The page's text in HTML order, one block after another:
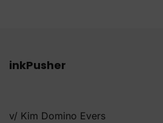
inkPusher
v/ Kim Domino Evers